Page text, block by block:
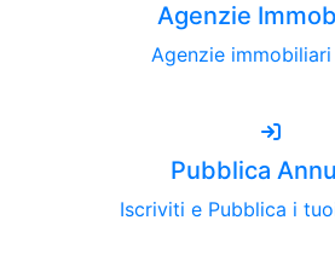
Agenzie
Agenzie
Pubblica
Iscriviti e Pubblica i